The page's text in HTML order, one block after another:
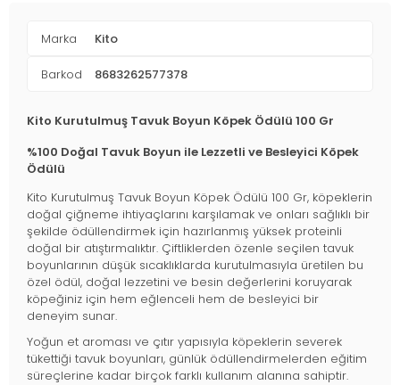
Marka Kito
Barkod 8683262577378
Kito Kurutulmuş Tavuk Boyun Köpek Ödülü 100 Gr
%100 Doğal Tavuk Boyun ile Lezzetli ve Besleyici Köpek
Ödülü
Kito Kurutulmuş Tavuk Boyun Köpek Ödülü 100 Gr, köpeklerin
doğal çiğneme ihtiyaçlarını karşılamak ve onları sağlıklı bir
şekilde ödüllendirmek için hazırlanmış yüksek proteinli
doğal bir atıştırmalıktır. Çiftliklerden özenle seçilen tavuk
boyunlarının düşük sıcaklıklarda kurutulmasıyla üretilen bu
özel ödül, doğal lezzetini ve besin değerlerini koruyarak
köpeğiniz için hem eğlenceli hem de besleyici bir
deneyim sunar.
Yoğun et aroması ve çıtır yapısıyla köpeklerin severek
tükettiği tavuk boyunları, günlük ödüllendirmelerden eğitim
süreçlerine kadar birçok farklı kullanım alanına sahiptir.